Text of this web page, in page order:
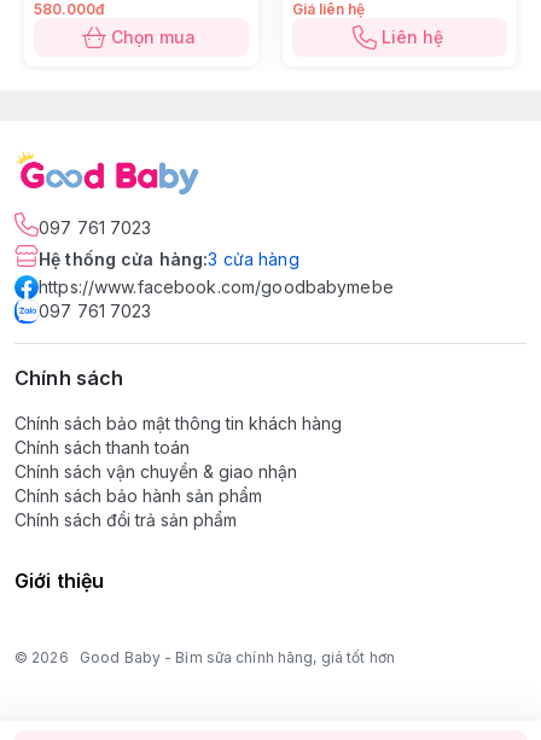
580.000đ
Chọn mua
Giá liên hệ
Liên hệ
097 761 7023
Hệ thống cửa hàng:3 cửa hàng
https://www.facebook.com/goodbabymebe
097 761 7023
Chính sách
Chính sách bảo mật thông tin khách hàng
Chính sách thanh toán
Chính sách vận chuyển & giao nhận
Chính sách bảo hành sản phẩm
Chính sách đổi trả sản phẩm
Giới thiệu
© 2026 Good Baby - Bỉm sữa chính hãng, giá tốt hơn